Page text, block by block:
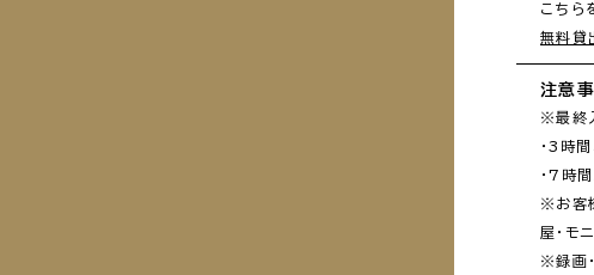
無料貸
注意
※最終
・3時
・7時
※お客
屋・モ
※録画